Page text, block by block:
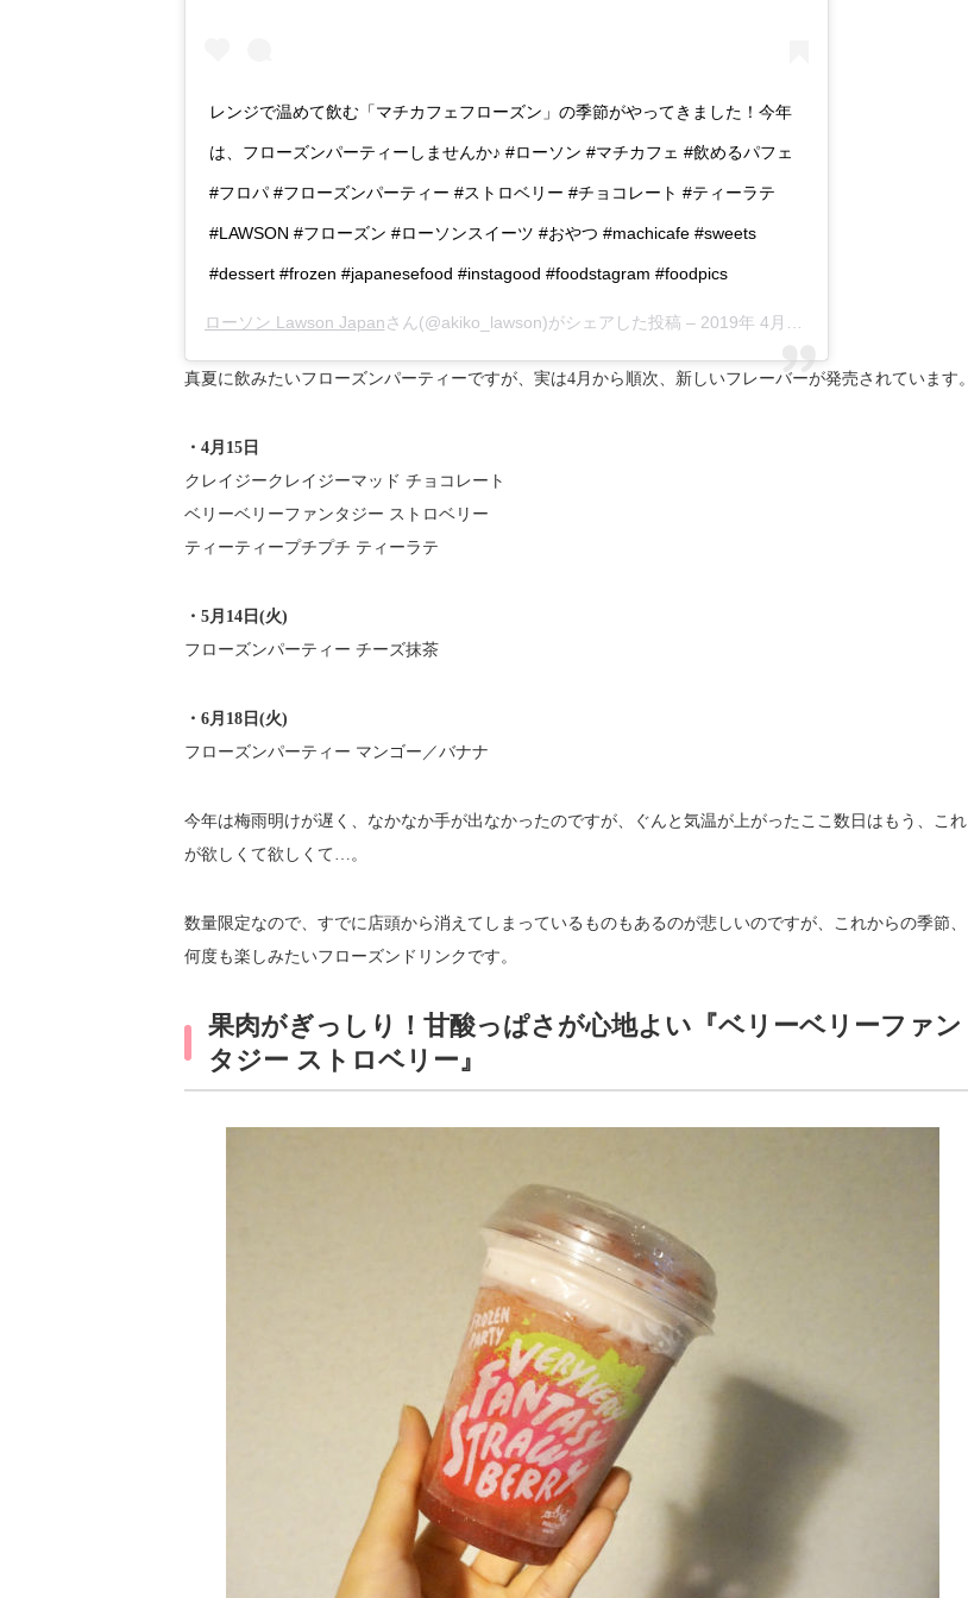
レンジで温めて飲む「マチカフェフローズン」の季節がやってきました！今年
は、フローズンパーティーしませんか♪ #ローソン #マチカフェ #飲めるパフェ
#フロパ #フローズンパーティー #ストロベリー #チョコレート #ティーラテ
#LAWSON #フローズン #ローソンスイーツ #おやつ #machicafe #sweets
#dessert #frozen #japanesefood #instagood #foodstagram #foodpics
ローソン Lawson Japanさん(@akiko_lawson)がシェアした投稿 – 2019年 4月月17日午後5時05分PDT
真夏に飲みたいフローズンパーティーですが、実は4月から順次、新しいフレーバーが発売されています。
・4月15日
クレイジークレイジーマッド チョコレート
ベリーベリーファンタジー ストロベリー
ティーティープチプチ ティーラテ
・5月14日(火)
フローズンパーティー チーズ抹茶
・6月18日(火)
フローズンパーティー マンゴー／バナナ
今年は梅雨明けが遅く、なかなか手が出なかったのですが、ぐんと気温が上がったここ数日はもう、これ
が欲しくて欲しくて…。
数量限定なので、すでに店頭から消えてしまっているものもあるのが悲しいのですが、これからの季節、
何度も楽しみたいフローズンドリンクです。
果肉がぎっしり！甘酸っぱさが心地よい『ベリーベリーファン
タジー ストロベリー』